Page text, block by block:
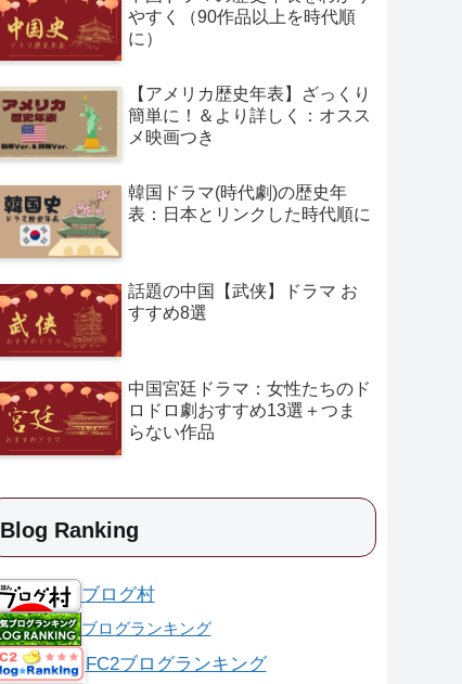
やすく（90作品以上を時代順
に）
【アメリカ歴史年表】ざっくり
簡単に！＆より詳しく：オスス
メ映画つき
韓国ドラマ(時代劇)の歴史年
表：日本とリンクした時代順に
話題の中国【武侠】ドラマ お
すすめ8選
中国宮廷ドラマ：女性たちのド
ロドロ劇おすすめ13選＋つま
らない作品
Blog Ranking
ブログ村
ブログランキング
FC2ブログランキング